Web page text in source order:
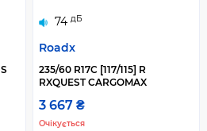
74 дБ
Roadx
235/60 R17C [117/115] R
RXQUEST CARGOMAX
3 667 ₴
Очікується